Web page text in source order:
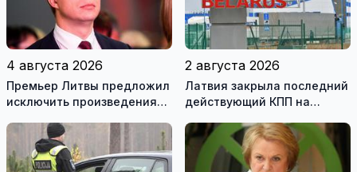
4 августа 2026
Премьер Литвы предложил
исключить произведения
рекомендуемой
литературы
2 августа 2026
Латвия закрыла последний
действующий КПП на